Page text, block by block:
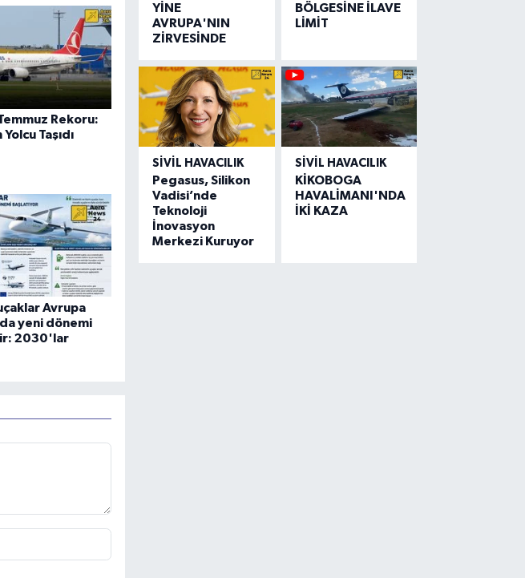
Rekoru:
Taşıdı
Avrupa
yeni dönemi
2030'lar
YİNE
AVRUPA'NIN
ZİRVESİNDE
BÖLGESİNE İLAVE
LİMİT
SIVIL HAVACILIK
Pegasus, Silikon
Vadisi’nde
Teknoloji
İnovasyon
Merkezi Kuruyor
SIVIL HAVACILIK
KİKOBOGA
HAVALİMANI'NDA
İKİ KAZA